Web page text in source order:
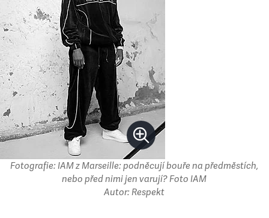
Fotografie: IAM z Marseille: podněcují bouře na předměstích,
nebo před nimi jen varují? Foto IAM
Autor: Respekt